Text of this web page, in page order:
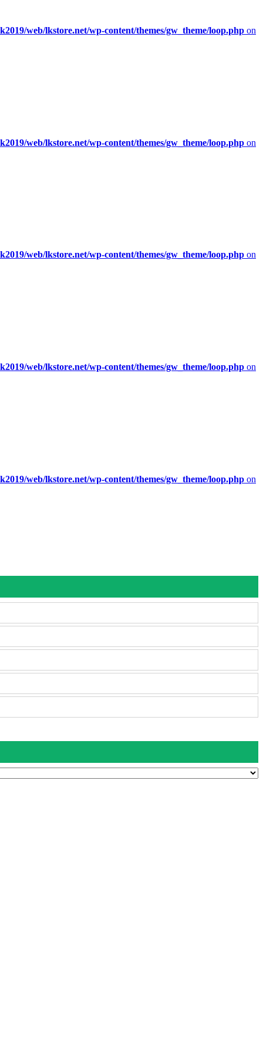
web/lkstore.net/wp-content/themes/gw_theme/loop.php on
web/lkstore.net/wp-content/themes/gw_theme/loop.php on
web/lkstore.net/wp-content/themes/gw_theme/loop.php on
web/lkstore.net/wp-content/themes/gw_theme/loop.php on
web/lkstore.net/wp-content/themes/gw_theme/loop.php on